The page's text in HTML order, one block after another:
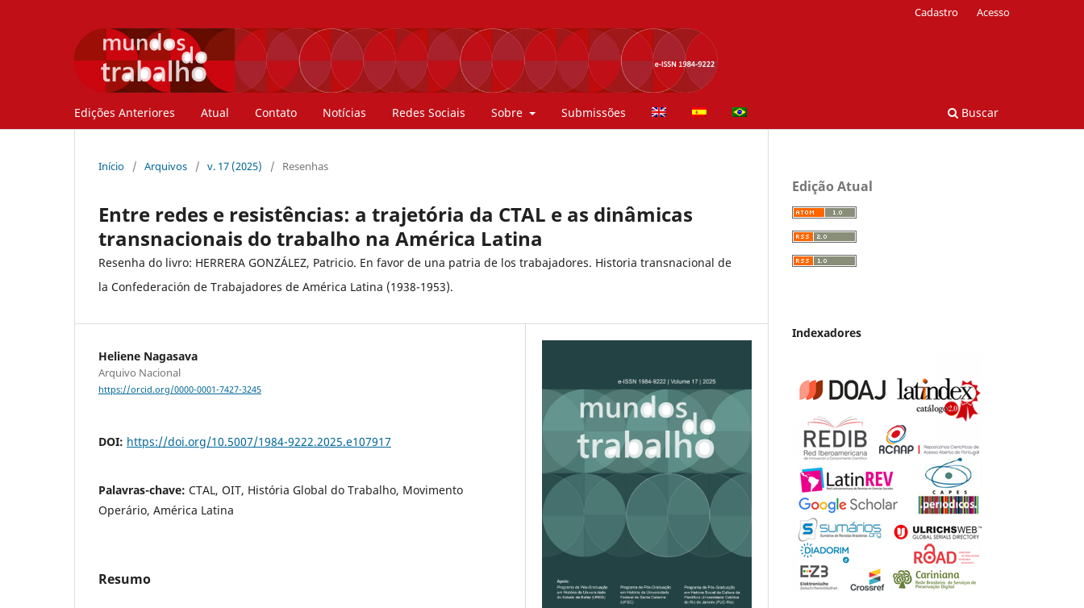
Edições Anteriores Atual Contato Notícias Redes Sociais Sobre Submissões Buscar
Cadastro Acesso
Início / Arquivos / v. 17 (2025) / Resenhas
Entre redes e resistências: a trajetória da CTAL e as dinâmicas
transnacionais do trabalho na América Latina
Resenha do livro: HERRERA GONZÁLEZ, Patricio. En favor de una patria de los trabajadores. Historia transnacional de
la Confederación de Trabajadores de América Latina (1938-1953).
Heliene Nagasava
Arquivo Nacional
https://orcid.org/0000-0001-7427-3245
DOI: https://doi.org/10.5007/1984-9222.2025.e107917
Palavras-chave: CTAL, OIT, História Global do Trabalho, Movimento
Operário, América Latina
Resumo
Edição Atual
Indexadores